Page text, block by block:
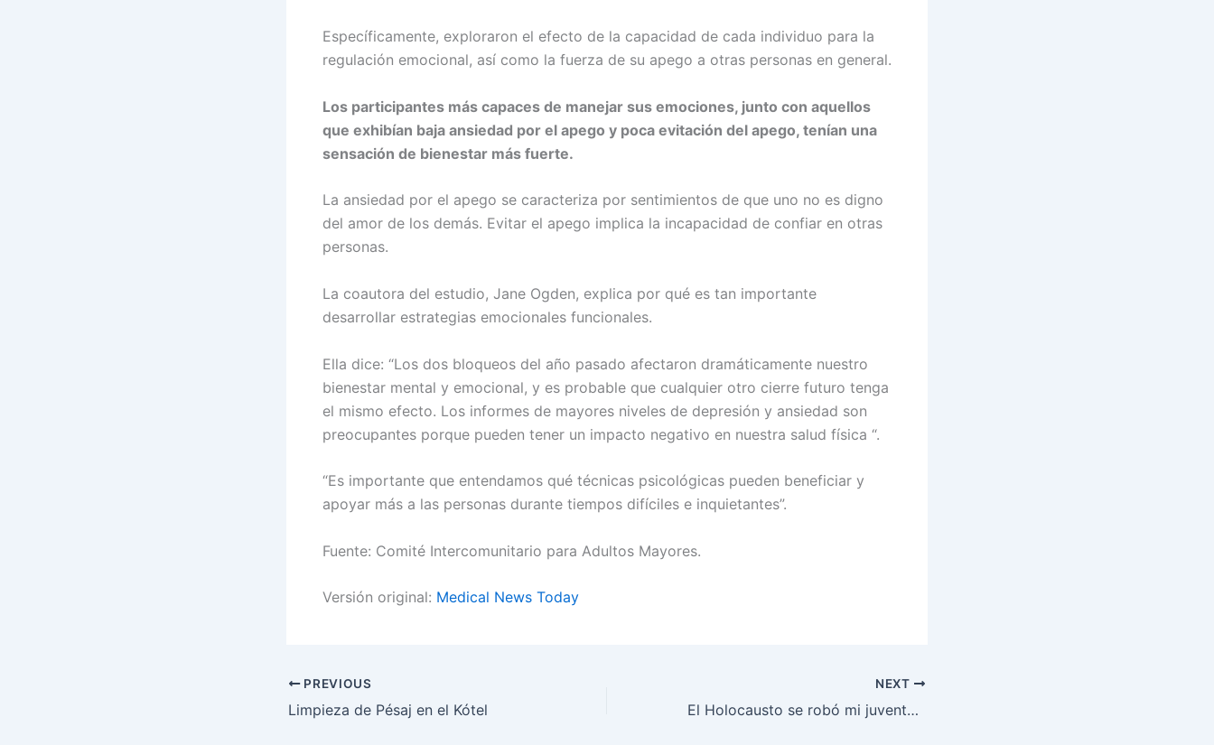
Específicamente, exploraron el efecto de la capacidad de cada individuo para la
regulación emocional, así como la fuerza de su apego a otras personas en general.
Los participantes más capaces de manejar sus emociones, junto con aquellos
que exhibían baja ansiedad por el apego y poca evitación del apego, tenían una
sensación de bienestar más fuerte.
La ansiedad por el apego se caracteriza por sentimientos de que uno no es digno
del amor de los demás. Evitar el apego implica la incapacidad de confiar en otras
personas.
La coautora del estudio, Jane Ogden, explica por qué es tan importante
desarrollar estrategias emocionales funcionales.
Ella dice: “Los dos bloqueos del año pasado afectaron dramáticamente nuestro
bienestar mental y emocional, y es probable que cualquier otro cierre futuro tenga
el mismo efecto. Los informes de mayores niveles de depresión y ansiedad son
preocupantes porque pueden tener un impacto negativo en nuestra salud física “.
“Es importante que entendamos qué técnicas psicológicas pueden beneficiar y
apoyar más a las personas durante tiempos difíciles e inquietantes”.
Fuente: Comité Intercomunitario para Adultos Mayores.
Versión original: Medical News Today
PREVIOUS
Limpieza de Pésaj en el Kótel
NEXT
El Holocausto se robó mi juventud. El coronavirus se está robando mis últimos años de vida